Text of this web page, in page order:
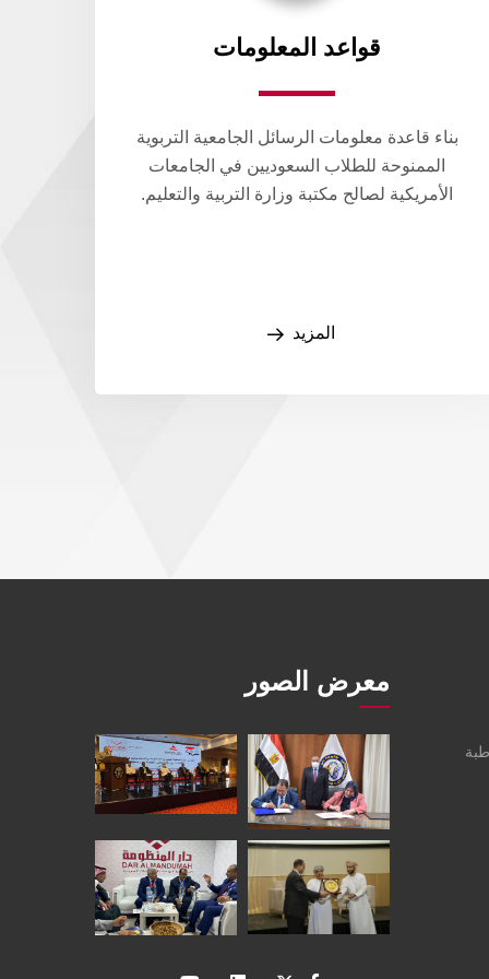
قواعد المعلومات​
بناء قاعدة معلومات الرسائل الجامعية التربوية
الممنوحة للطلاب السعوديين في الجامعات
الأمريكية لصالح مكتبة وزارة التربية والتعليم.
المزيد
معرض الصور